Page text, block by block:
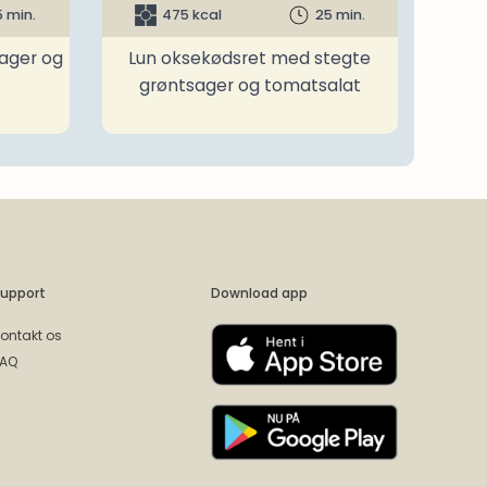
min.
og
475 kcal 25 min.
Lun oksekødsret med stegte
grøntsager og tomatsalat
os
Download app